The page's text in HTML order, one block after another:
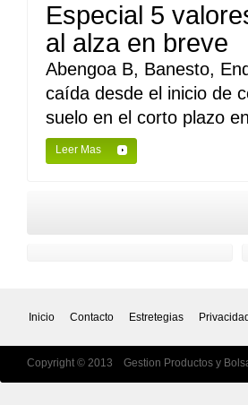
Especial 5
al alza en breve
Abengoa B, Banesto,
caída desde el inicio de
suelo en el corto plazo
Leer Mas
Inicio Contacto Estretegias Privacidad
Copyright © 2013 Gestion Productos y